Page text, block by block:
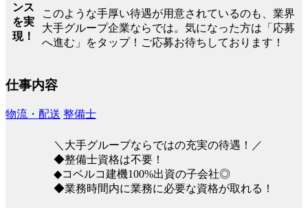
ンス
を実
現！
このような手厚い待遇が用意されているのも、業界
大手グループ企業ならでは。気になった方は「応募
へ進む」をタップ！ご応募お待ちしております！
仕事内容
物流・配送 整備士
＼大手グループならではの充実の待遇！／
◆整備士資格は不要！
◆コベルコ建機100%出資の子会社◎
◆業務時間内に業務に必要な資格が取れる！